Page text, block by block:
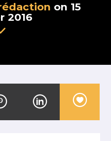
on 15
2016